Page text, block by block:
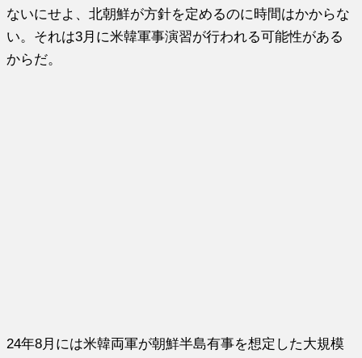
ないにせよ、北朝鮮が方針を定めるのに時間はかからな
い。それは3月に米韓軍事演習が行われる可能性がある
からだ。
24年8月には米韓両軍が朝鮮半島有事を想定した大規模